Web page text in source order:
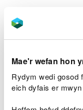
Mae'r wefan hon
Rydym wedi gosod
eich dyfais er mwyn
Hafan Rhybuddion
Lefelau